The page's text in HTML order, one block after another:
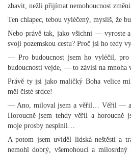
zbavit, nežli přijímat nemohoucnost
Ten chlapec, tebou vyléčený, myslíš, že
Nebo právě tak, jako všichni — vyroste
svoji pozemskou cestu? Proč jsi ho tedy
— Pro budoucnost jsem ho vyléčil,
budoucnosti vejde, — to závisí na mnoha
Právě ty jsi jako maličký Boha velice
měl čisté srdce!
— Ano, miloval jsem a věřil… Věřil —
Horoucně jsem tehdy věřil a horoucně
moje prosby nesplnil…
A potom jsem uviděl lidská neštěstí a
nemohl dobrý, všemohoucí a